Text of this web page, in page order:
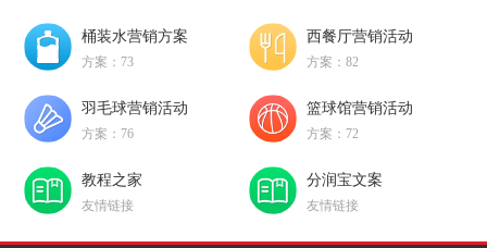
桶装水营销方案
方案：73
西餐厅营销活动
方案：82
羽毛球营销活动
方案：76
篮球馆营销活动
方案：72
教程之家
友情链接
分润宝文案
友情链接